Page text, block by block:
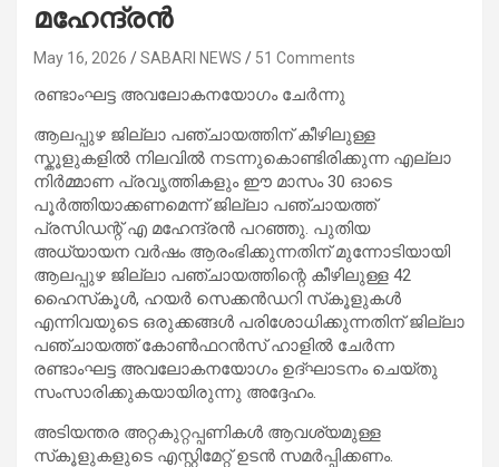
മഹേന്ദ്രൻ
May 16, 2026 SABARI NEWS 51 Comments
രണ്ടാംഘട്ട അവലോകനയോഗം ചേർന്നു
ആലപ്പുഴ ജില്ലാ പഞ്ചായത്തിന് കീഴിലുള്ള
സ്കൂളുകളിൽ നിലവിൽ നടന്നുകൊണ്ടിരിക്കുന്ന എല്ലാ
നിർമ്മാണ പ്രവൃത്തികളും ഈ മാസം 30 ഓടെ
പൂർത്തിയാക്കണമെന്ന് ജില്ലാ പഞ്ചായത്ത്
പ്രസിഡന്റ് എ മഹേന്ദ്രൻ പറഞ്ഞു. പുതിയ
അധ്യായന വര്‍ഷം ആരംഭിക്കുന്നതിന് മുന്നോടിയായി
ആലപ്പുഴ ജില്ലാ പഞ്ചായത്തിന്റെ കീഴിലുള്ള 42
ഹൈസ്‌കൂള്‍, ഹയര്‍ സെക്കൻഡറി സ്‌കൂളുകൾ
എന്നിവയുടെ ഒരുക്കങ്ങള്‍ പരിശോധിക്കുന്നതിന് ജില്ലാ
പഞ്ചായത്ത് കോൺഫറൻസ് ഹാളിൽ ചേർന്ന
രണ്ടാംഘട്ട അവലോകനയോഗം ഉദ്ഘാടനം ചെയ്തു
സംസാരിക്കുകയായിരുന്നു അദ്ദേഹം.
അടിയന്തര അറ്റകുറ്റപ്പണികൾ ആവശ്യമുള്ള
സ്‌കൂളുകളുടെ എസ്റ്റിമേറ്റ് ഉടൻ സമർപ്പിക്കണം.